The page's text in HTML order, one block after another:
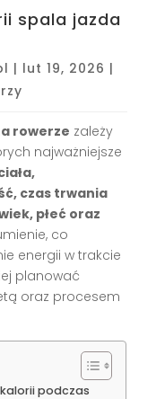
spala jazda
| lut 19, 2026 |
rowerze zależy
najważniejsze
czas trwania
płeć oraz
co
energii w trakcie
planować
oraz procesem
podczas